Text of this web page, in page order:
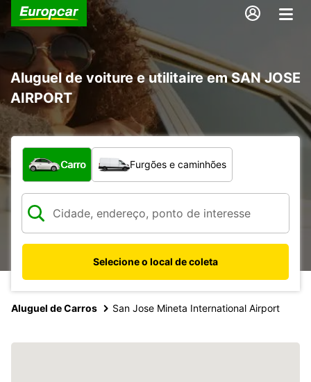
Aluguel de voiture e utilitaire em SAN JOSE
AIRPORT
Qual tipo de veículo?
Carro Furgões e caminhões
Selecione o local de coleta
Aluguel de Carros San Jose Mineta International Airport